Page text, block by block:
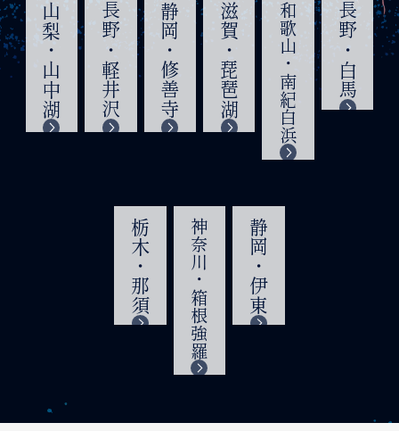
山梨・山中湖 長野・軽井沢 静岡・修善寺 滋賀・琵琶湖 和歌山・南紀白浜 長野・白馬
栃木・那須 神奈川・箱根強羅 静岡・伊東